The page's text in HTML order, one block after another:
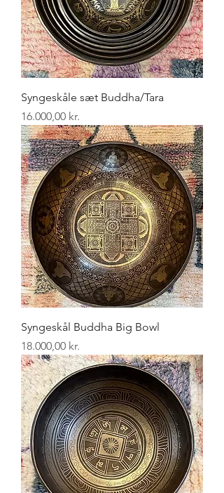
Syngeskåle sæt Buddha/Tara
Pris
16.000,00 kr.
Syngeskål Buddha Big Bowl
Pris
18.000,00 kr.